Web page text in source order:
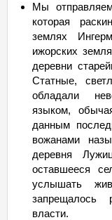
Мы
которая
землях
ижорских
деревни
Статные,
обладали
языком,
данным
вожанами
деревня
оставшееся
услышать
запрещалось
власти.